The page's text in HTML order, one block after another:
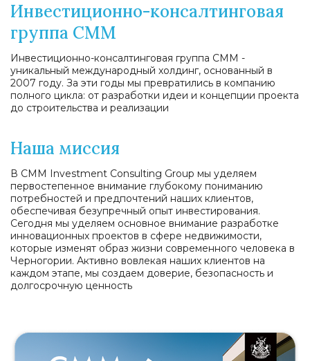
Инвестиционно-консалтинговая
группа CMM
Инвестиционно-консалтинговая группа CMM -
уникальный международный холдинг, основанный в
2007 году. За эти годы мы превратились в компанию
полного цикла: от разработки идеи и концепции проекта
до строительства и реализации
Наша миссия
В CMM Investment Consulting Group мы уделяем
первостепенное внимание глубокому пониманию
потребностей и предпочтений наших клиентов,
обеспечивая безупречный опыт инвестирования.
Сегодня мы уделяем основное внимание разработке
инновационных проектов в сфере недвижимости,
которые изменят образ жизни современного человека в
Черногории. Активно вовлекая наших клиентов на
каждом этапе, мы создаем доверие, безопасность и
долгосрочную ценность